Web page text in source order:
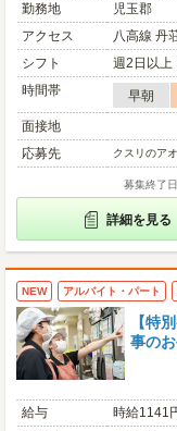
勤務地
児玉郡
アクセス
八高線 丹
シフト
週2日以上
時間帯
早朝
面接地
応募先
クスリのア
募集終了
詳細を見る
NEW アルバイト・パート
【特
事の
給与
時給1141